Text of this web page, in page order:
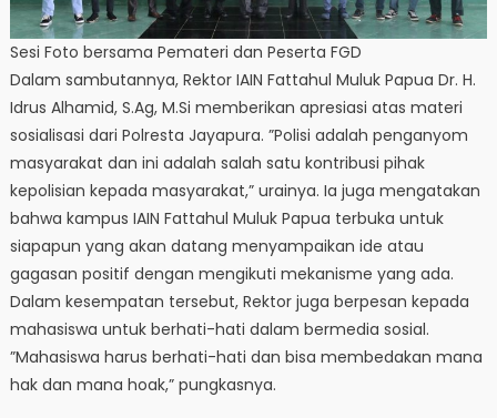
Sesi Foto bersama Pemateri dan Peserta FGD
Dalam sambutannya, Rektor IAIN Fattahul Muluk Papua Dr. H.
Idrus Alhamid, S.Ag, M.Si memberikan apresiasi atas materi
sosialisasi dari Polresta Jayapura. ”Polisi adalah penganyom
masyarakat dan ini adalah salah satu kontribusi pihak
kepolisian kepada masyarakat,” urainya. Ia juga mengatakan
bahwa kampus IAIN Fattahul Muluk Papua terbuka untuk
siapapun yang akan datang menyampaikan ide atau
gagasan positif dengan mengikuti mekanisme yang ada.
Dalam kesempatan tersebut, Rektor juga berpesan kepada
mahasiswa untuk berhati-hati dalam bermedia sosial.
”Mahasiswa harus berhati-hati dan bisa membedakan mana
hak dan mana hoak,” pungkasnya.